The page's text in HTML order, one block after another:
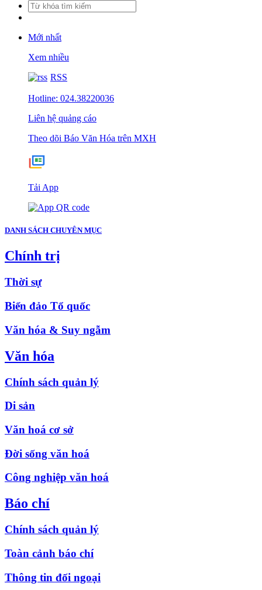
Mới nhất
Xem nhiều
RSS
Hotline: 024.38220036
Liên hệ quảng cáo
Theo dõi Báo Văn Hóa trên MXH
Tải App
DANH SÁCH CHUYÊN MỤC
Chính trị
Thời sự
Biển đảo Tổ quốc
Văn hóa & Suy ngẫm
Văn hóa
Chính sách quản lý
Di sản
Văn hoá cơ sở
Đời sống văn hoá
Công nghiệp văn hoá
Báo chí
Chính sách quản lý
Toàn cảnh báo chí
Thông tin đối ngoại